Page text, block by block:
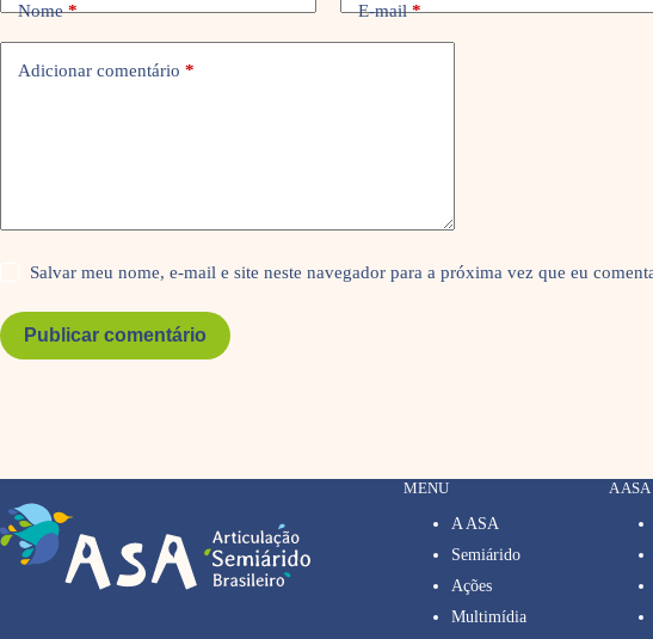
Nome* E-mail*
Adicionar comentário *
Salvar meu nome, e-mail e site neste navegador para a próxima vez que eu
Publicar comentário
MENU
A ASA
Semiárido
Ações
Multimídia
A ASA